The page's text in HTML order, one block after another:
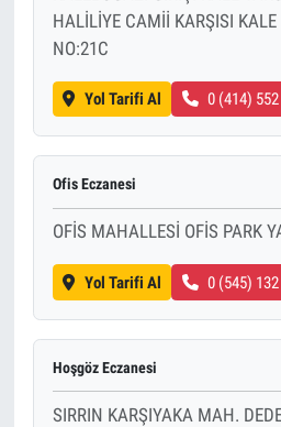
HALİLİYE CAMİİ KARŞISI
NO:21C
Yol Tarifi Al 0 (414)
Ofis Eczanesi
OFİS MAHALLESİ OFİS PARK
Yol Tarifi Al 0 (545)
Hoşgöz Eczanesi
SIRRIN KARŞIYAKA MAH.